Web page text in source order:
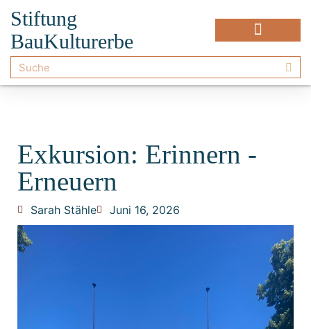
Stiftung
BauKulturerbe
Exkursion: Erinnern -
Erneuern
Sarah Stähle Juni 16, 2026